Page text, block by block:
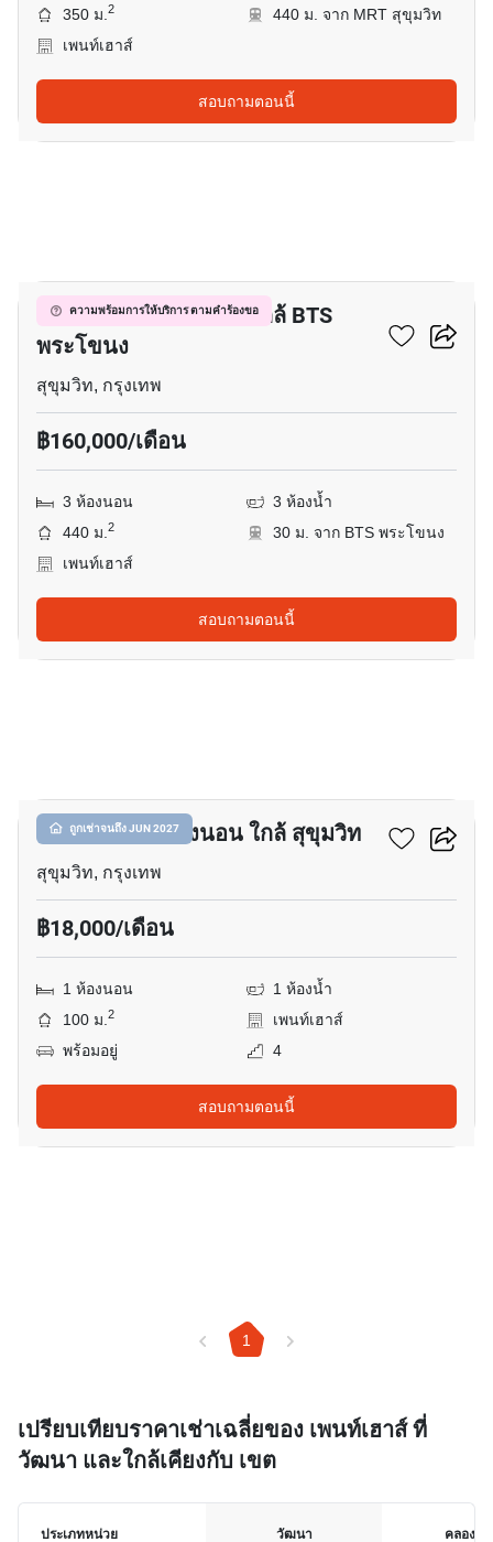
350 ม.2
440 ม. จาก MRT สุขุมวิท
เพนท์เฮาส์
สอบถามตอนนี้
ความพร้อมการให้บริการ ตามคำร้องขอ
เพ้นท์เฮ้าส์ 3-ห้องนอน ใกล้ BTS
พระโขนง
สุขุมวิท, กรุงเทพ
฿160,000/เดือน
3 ห้องนอน
3 ห้องน้ำ
440 ม.2
30 ม. จาก BTS พระโขนง
เพนท์เฮาส์
สอบถามตอนนี้
ถูกเช่าจนถึง JUN 2027
เพ้นท์เฮ้าส์ 1-ห้องนอน ใกล้ สุขุมวิท
สุขุมวิท, กรุงเทพ
฿18,000/เดือน
1 ห้องนอน
1 ห้องน้ำ
100 ม.2
เพนท์เฮาส์
พร้อมอยู่
4
สอบถามตอนนี้
1
เปรียบเทียบราคาเช่าเฉลี่ยของ เพนท์เฮาส์ ที่
วัฒนา และใกล้เคียงกับ เขต
ประเภทหน่วย วัฒนา คลองเต